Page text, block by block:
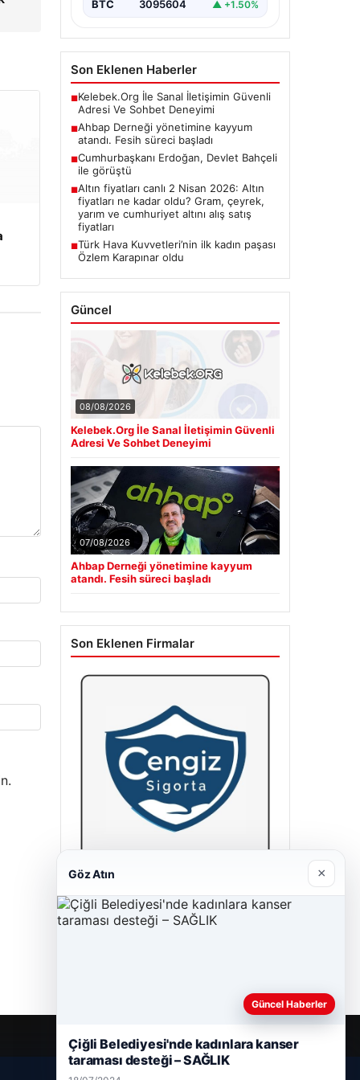
BTC 3095604 ▲ +1.50%
Son Eklenen Haberler
■Kelebek.Org İle Sanal İletişimin Güvenli
Adresi Ve Sohbet Deneyimi
■Ahbap Derneği yönetimine kayyum
atandı. Fesih süreci başladı
■Cumhurbaşkanı Erdoğan, Devlet Bahçeli
ile görüştü
■Altın fiyatları canlı 2 Nisan 2026: Altın
fiyatları ne kadar oldu? Gram, çeyrek,
yarım ve cumhuriyet altını alış satış
fiyatları
■Türk Hava Kuvvetleri’nin ilk kadın paşası
Özlem Karapınar oldu
Güncel
08/08/2026
Kelebek.Org İle Sanal İletişimin Güvenli
Adresi Ve Sohbet Deneyimi
07/08/2026
Ahbap Derneği yönetimine kayyum
atandı. Fesih süreci başladı
Son Eklenen Firmalar
23/06/2026
Göz Atın ×
Güncel Haberler
Çiğli Belediyesi'nde kadınlara kanser
taraması desteği – SAĞLIK